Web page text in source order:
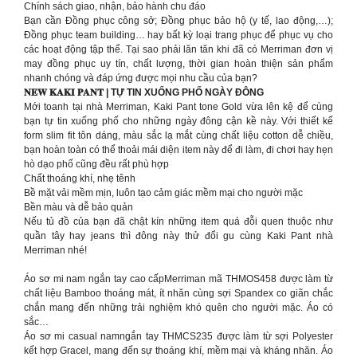
Chính sách giao, nhận, bảo hành chu đáo
Bạn cần Đồng phục công sở; Đồng phục bảo hộ (y tế, lao động,…);
Đồng phục team building… hay bất kỳ loại trang phục để phục vụ cho
các hoạt động tập thể. Tại sao phải lăn tăn khi đã có Merriman đơn vị
may đồng phục uy tín, chất lượng, thời gian hoàn thiện sản phẩm
nhanh chóng và đáp ứng được mọi nhu cầu của bạn?
𝐍𝐄𝐖 𝐊𝐀𝐊𝐈 𝐏𝐀𝐍𝐓 | TỰ TIN XUỐNG PHỐ NGÀY ĐÔNG
Mới toanh tại nhà Merriman, Kaki Pant tone Gold vừa lên kệ để cùng
bạn tự tin xuống phố cho những ngày đông cận kề này. Với thiết kế
form slim fit tôn dáng, màu sắc lạ mắt cùng chất liệu cotton dễ chiều,
bạn hoàn toàn có thể thoải mái diện item này để đi làm, đi chơi hay hẹn
hò dạo phố cũng đều rất phù hợp
Chất thoáng khí, nhẹ tênh
Bề mặt vải mềm mịn, luôn tạo cảm giác mềm mại cho người mặc
Bền màu và dễ bảo quản
Nếu tủ đồ của bạn đã chật kín những item quá đỗi quen thuộc như
quần tây hay jeans thì đông này thử đổi gu cùng Kaki Pant nhà
Merriman nhé!
Áo sơ mi nam ngắn tay cao cấpMerriman mã THMOS458 được làm từ
chất liệu Bamboo thoáng mát, ít nhăn cùng sợi Spandex co giãn chắc
chắn mang đến những trải nghiệm khó quên cho người mặc. Áo có
sắc…
Áo sơ mi casual namngắn tay THMCS235 được làm từ sợi Polyester
kết hợp Gracel, mang đến sự thoáng khí, mềm mại và kháng nhăn. Áo